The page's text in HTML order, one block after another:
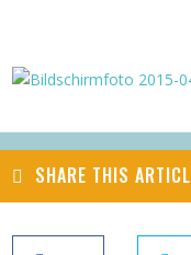
SHARE THIS